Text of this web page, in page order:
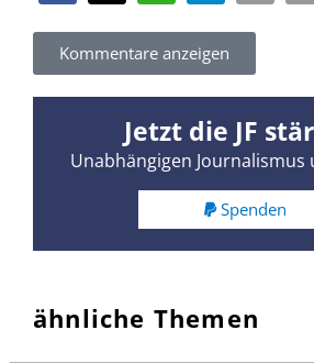
Kommentare anzeigen
Jetzt die JF
Unabhängigen
Spenden
ähnliche Themen